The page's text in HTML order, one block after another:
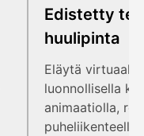
Edistetty
huulipinta
Eläytä
luonnollisella
animaatiolla,
puheliikenteellä